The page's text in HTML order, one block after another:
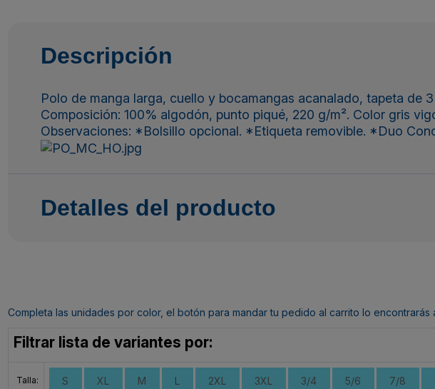
Descripción
Polo de manga larga, cuello y bocamangas acanalado, tapeta de
Composición: 100% algodón, punto piqué, 220 g/m². Color gris
Observaciones: *Bolsillo opcional. *Etiqueta removible. *Duo
Detalles del producto
Completa las unidades por color, el botón para mandar tu pedido al carrito lo encontrarás
Filtrar lista de variantes por:
Talla: S XL M L 2XL 3XL 3/4 5/6 7/8